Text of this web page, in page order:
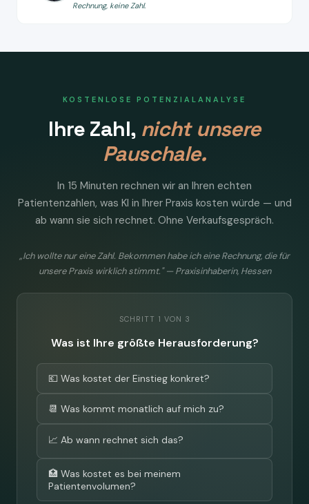
Rechnung, keine Zahl.
KOSTENLOSE POTENZIALANALYSE
Ihre Zahl, nicht unsere
Pauschale.
In 15 Minuten rechnen wir an Ihren echten
Patientenzahlen, was KI in Ihrer Praxis kosten würde — und
ab wann sie sich rechnet. Ohne Verkaufsgespräch.
„Ich wollte nur eine Zahl. Bekommen habe ich eine Rechnung, die für
unsere Praxis wirklich stimmt." — Praxisinhaberin, Hessen
SCHRITT 1 VON 3
Was ist Ihre größte Herausforderung?
💶 Was kostet der Einstieg konkret?
📆 Was kommt monatlich auf mich zu?
📈 Ab wann rechnet sich das?
🏥 Was kostet es bei meinem
Patientenvolumen?